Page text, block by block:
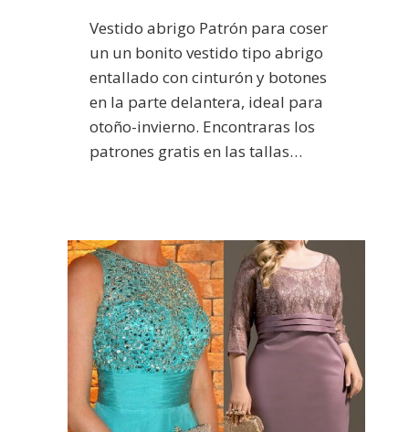
Vestido abrigo Patrón para coser
un un bonito vestido tipo abrigo
entallado con cinturón y botones
en la parte delantera, ideal para
otoño-invierno. Encontraras los
patrones gratis en las tallas…